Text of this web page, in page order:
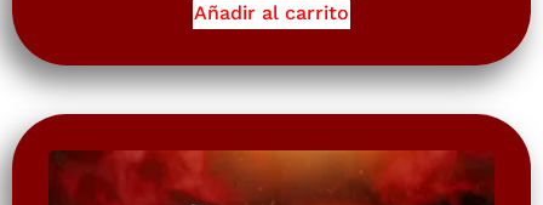
Añadir al carrito